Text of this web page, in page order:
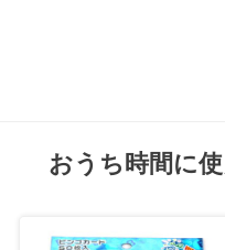
おうち時間に